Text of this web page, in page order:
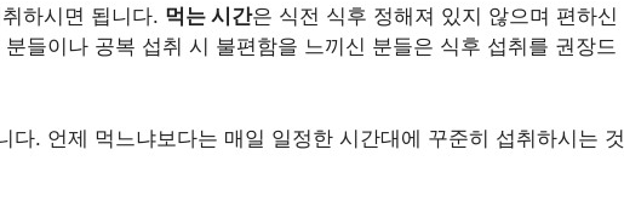
하시면 됩니다. 먹는 시간은 식전 식후 정해져 있지 않으며 편하신
들이나 공복 섭취 시 불편함을 느끼신 분들은 식후 섭취를 권장드
다. 언제 먹느냐보다는 매일 일정한 시간대에 꾸준히 섭취하시는 것